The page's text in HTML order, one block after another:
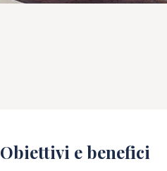
Obiettivi e benefici